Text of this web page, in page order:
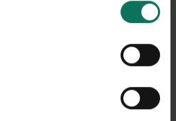
unter dem Link Cookie-